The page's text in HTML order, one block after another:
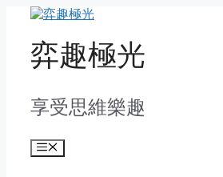
content弈趣極光
享受思維樂趣
Menu